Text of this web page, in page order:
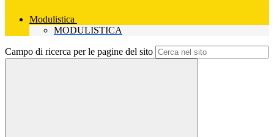
Modulistica
MODULISTICA
Campo di ricerca per le pagine del sito